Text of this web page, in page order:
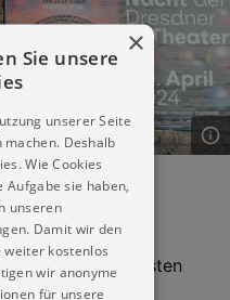
.Alle
heute, den nächsten
Sie die besten
×
Sie unsere
unserer Seite
Deshalb
Wie Cookies
Aufgabe sie haben,
unseren
Damit wir den
weiter kostenlos
wir anonyme
für unsere